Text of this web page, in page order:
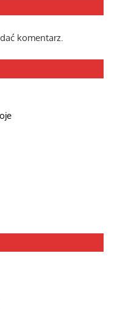
komentarz.